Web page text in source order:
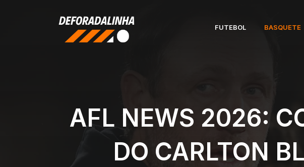
FUTEBOL BASQUETE
AFL NEWS 2026:
DO CARLTON